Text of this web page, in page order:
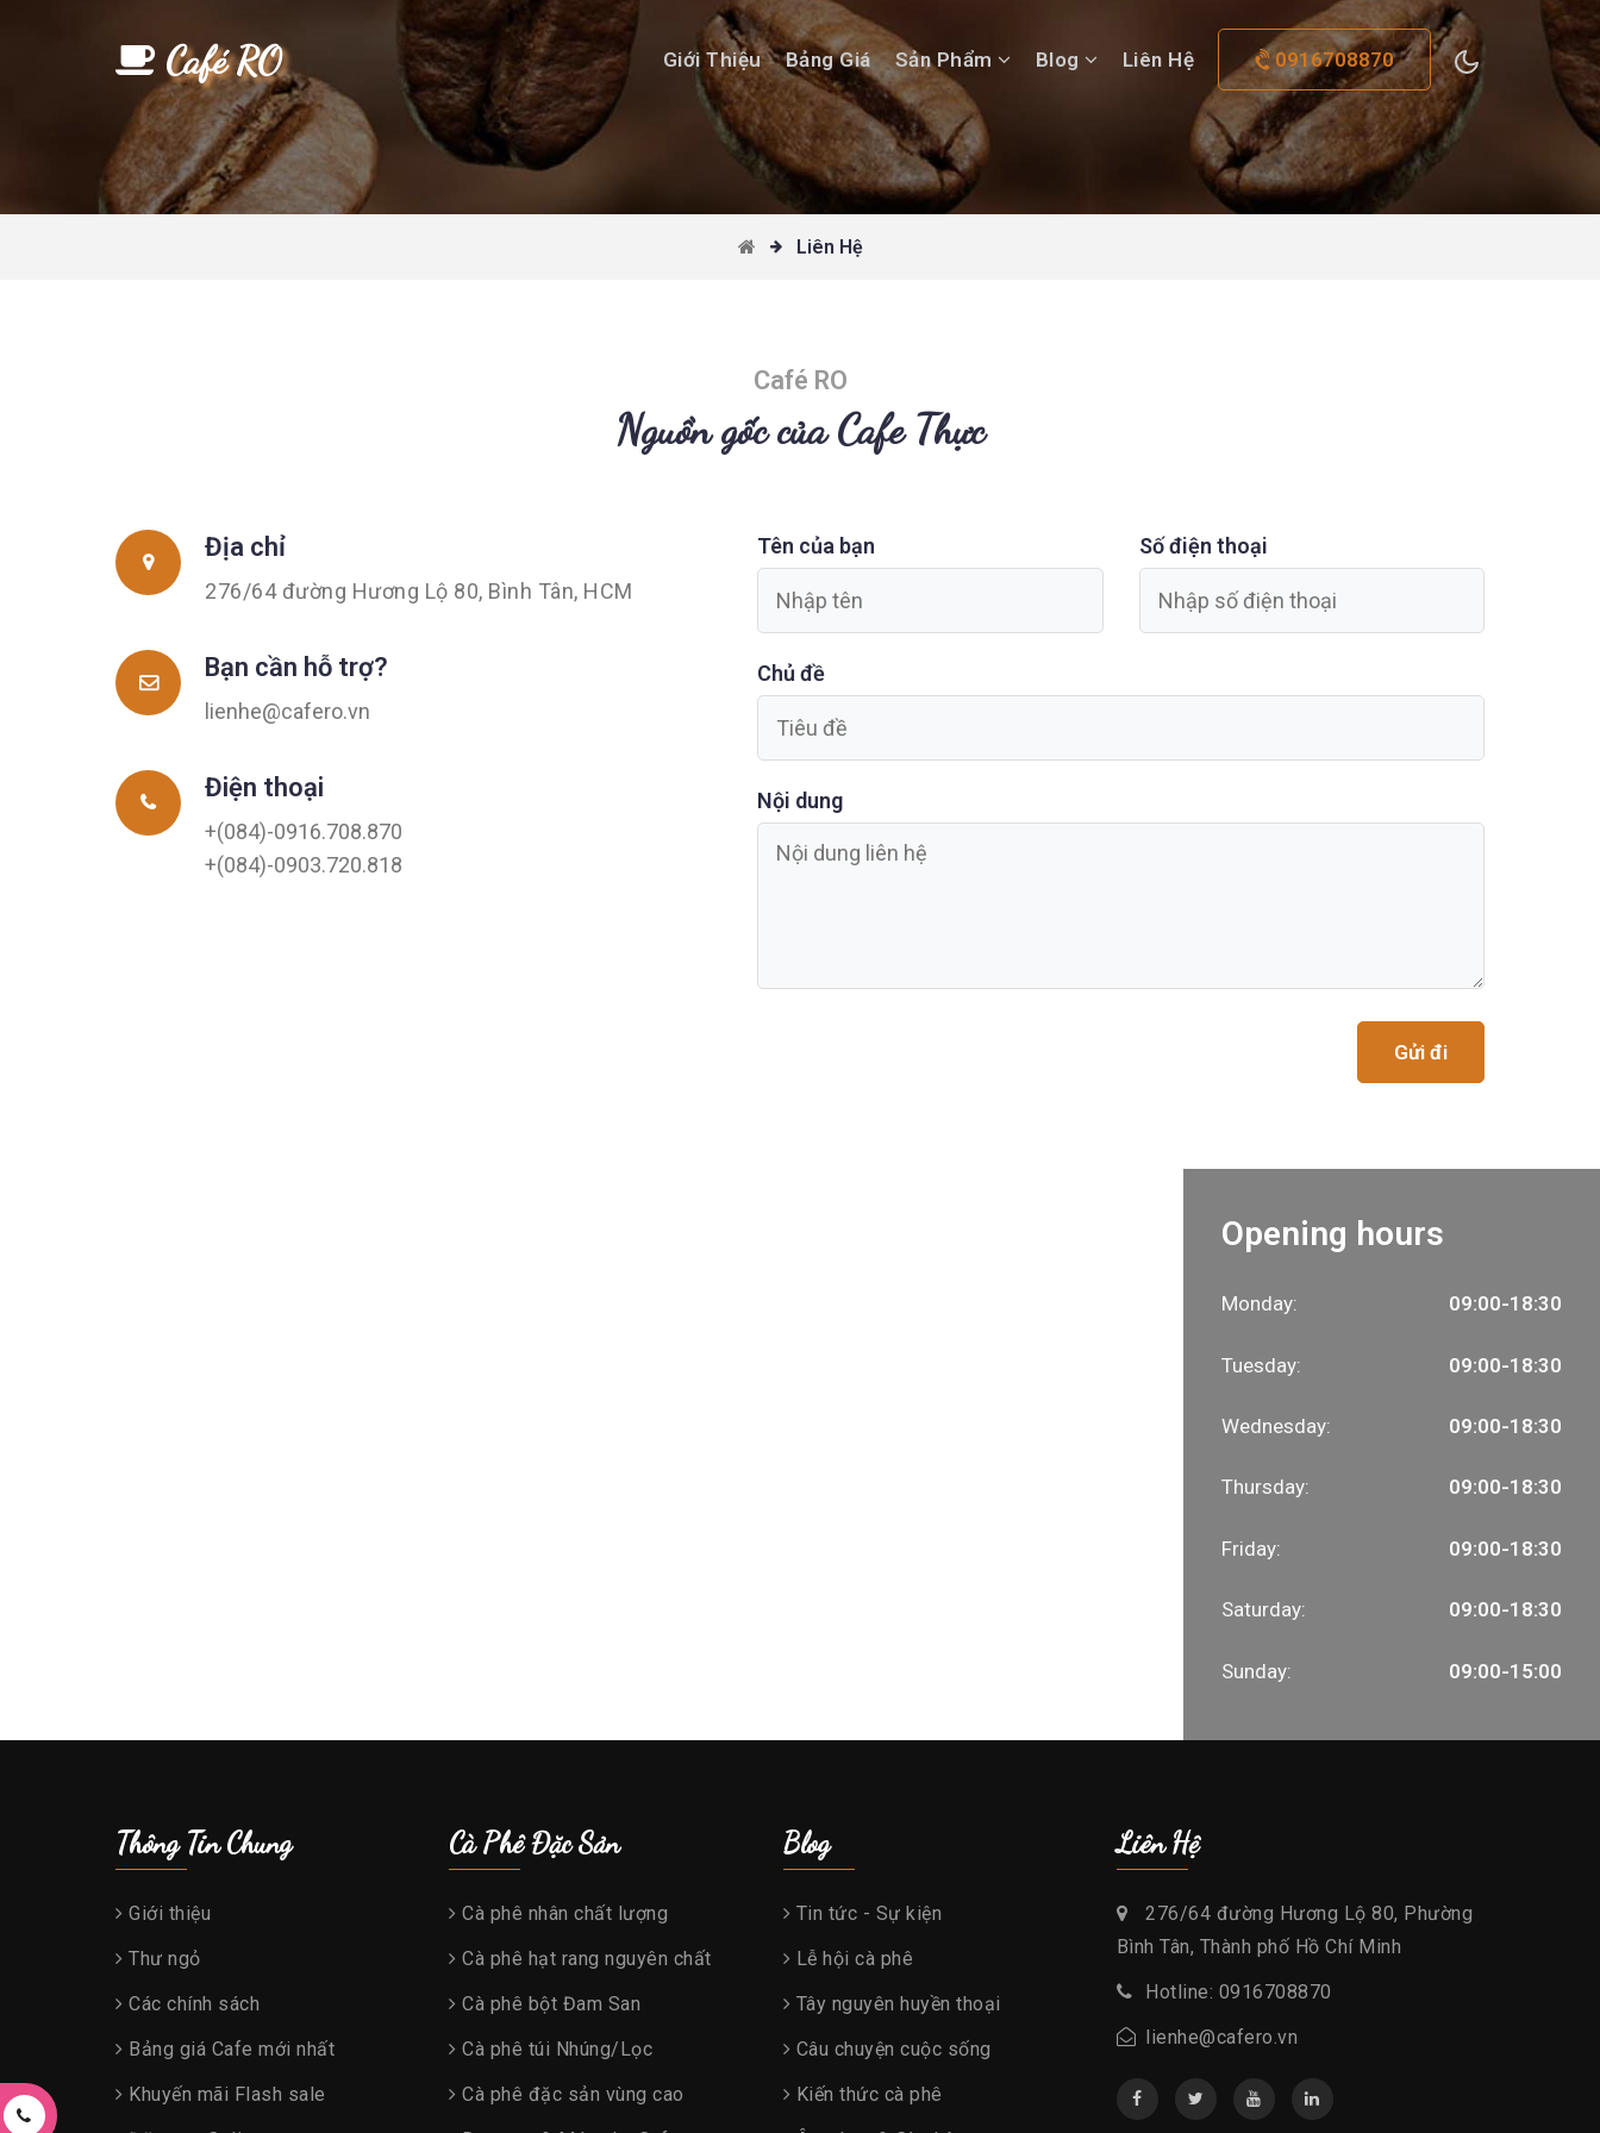
Café RO Giới Thiệu Bảng Giá Sản Phẩm Blog Liên Hệ 0916708870
Liên Hệ
Café RO
Nguồn gốc của Cafe Thực
Địa chỉ
276/64 đường Hương Lộ 80, Bình Tân, HCM
Bạn cần hỗ trợ?
lienhe@cafero.vn
Điện thoại
+(084)-0916.708.870
+(084)-0903.720.818
Tên của bạn Số điện thoại
Chủ đề
Nội dung
Gửi đi
Opening hours
Monday: 09:00-18:30
Tuesday: 09:00-18:30
Wednesday: 09:00-18:30
Thursday: 09:00-18:30
Friday: 09:00-18:30
Saturday: 09:00-18:30
Sunday: 09:00-15:00
Thông Tin Chung
Giới thiệu
Thư ngỏ
Các chính sách
Bảng giá Cafe mới nhất
Khuyến mãi Flash sale
Cà Phê Đặc Sản
Cà phê nhân chất lượng
Cà phê hạt rang nguyên chất
Cà phê bột Đam San
Cà phê túi Nhúng/Lọc
Cà phê đặc sản vùng cao
Blog
Tin tức - Sự kiện
Lễ hội cà phê
Tây nguyên huyền thoại
Câu chuyện cuộc sống
Kiến thức cà phê
Liên Hệ
276/64 đường Hương Lộ 80, Phường
Bình Tân, Thành phố Hồ Chí Minh
Hotline: 0916708870
lienhe@cafero.vn